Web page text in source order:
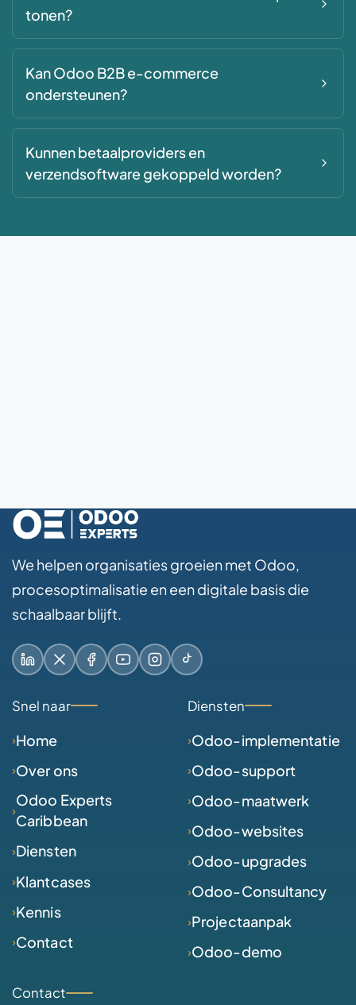
tonen?
Kan Odoo B2B e-commerce
ondersteunen?
Kunnen betaalproviders en
verzendsoftware gekoppeld worden?
We helpen organisaties groeien met Odoo,
procesoptimalisatie en een digitale basis die
schaalbaar blijft.
LinkedInX / Twitter
Facebook
YouTubeInstagram
TikTok
Snel naar
Home
Over ons
Odoo Experts
Caribbean
Diensten
Klantcases
Kennis
Contact
Diensten
Odoo-implementatie
Odoo-support
Odoo-maatwerk
Odoo-websites
Odoo-upgrades
Odoo-Consultancy
Projectaanpak
Odoo-demo
Contact